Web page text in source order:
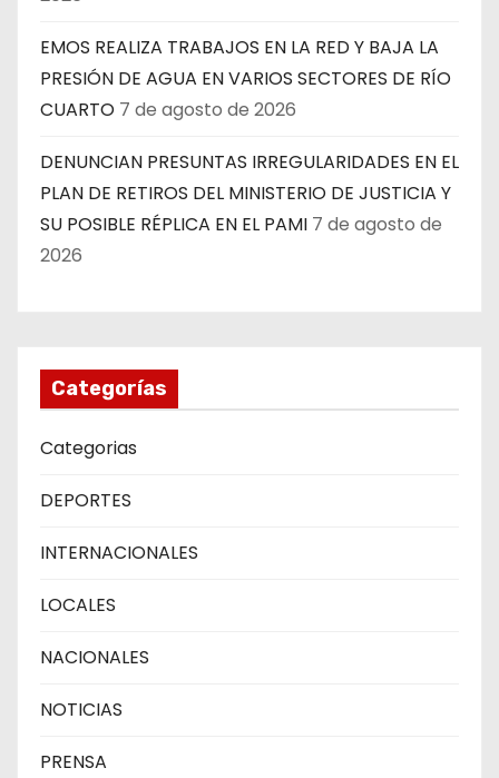
EMOS REALIZA TRABAJOS EN LA RED Y BAJA LA
PRESIÓN DE AGUA EN VARIOS SECTORES DE RÍO
CUARTO 7 de agosto de 2026
DENUNCIAN PRESUNTAS IRREGULARIDADES EN EL
PLAN DE RETIROS DEL MINISTERIO DE JUSTICIA Y
SU POSIBLE RÉPLICA EN EL PAMI 7 de agosto de
2026
Categorías
Categorias
DEPORTES
INTERNACIONALES
LOCALES
NACIONALES
NOTICIAS
PRENSA